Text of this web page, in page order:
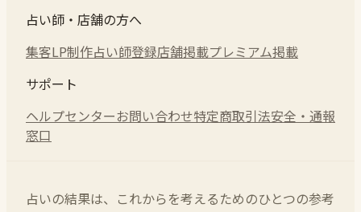
占い師・店舗の方へ
集客LP制作占い師登録店舗掲載プレミアム掲載
サポート
ヘルプセンターお問い合わせ特定商取引法安全・通報
窓口
占いの結果は、これからを考えるためのひとつの参考